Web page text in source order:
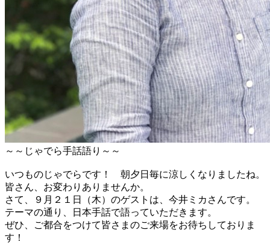
～～じゃでら手話語り～～
いつものじゃでらです！ 朝夕日毎に涼しくなりましたね。
皆さん、お変わりありませんか。
さて、９月２１日（木）のゲストは、今井ミカさんです。
テーマの通り、日本手話で語っていただきます。
ぜひ、ご都合をつけて皆さまのご来場をお待ちしておりま
す！